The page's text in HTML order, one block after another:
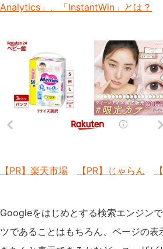
Analytics」、「InstantWin」とは？
【PR】楽天市場 【PR】じゃらん
Googleをはじめとする検索エンジン
ツであることはもちろん、ページの